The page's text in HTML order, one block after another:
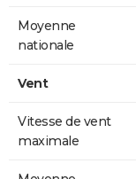
Moyenne
nationale
Vent
Vitesse de vent
maximale